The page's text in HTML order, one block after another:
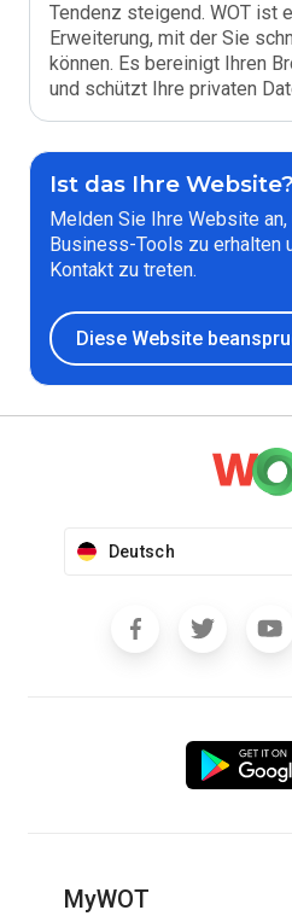
Tendenz steigend. WOT ist
Erweiterung, mit der Sie
können. Es bereinigt Ihren
und schützt Ihre privaten
Ist das Ihre Website?
Melden Sie Ihre Website an,
Business-Tools zu erhalten
Kontakt zu treten.
Diese Website
Deutsch
MyWOT